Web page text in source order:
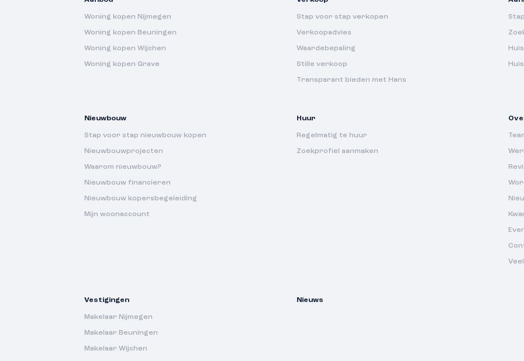
Woning kopen Nijmegen
Woning kopen Beuningen
Woning kopen Wijchen
Woning kopen Grave
Stap voor stap verkopen
Verkoopadvies
Waardebepaling
Stille verkoop
Transparant bieden met Hans
Nieuwbouw
Stap voor stap nieuwbouw kopen
Nieuwbouwprojecten
Waarom nieuwbouw?
Nieuwbouw financieren
Nieuwbouw kopersbegeleiding
Mijn woonaccount
Huur
Regelmatig te huur
Zoekprofiel aanmaken
Vestigingen
Makelaar Nijmegen
Makelaar Beuningen
Makelaar Wijchen
Nieuws